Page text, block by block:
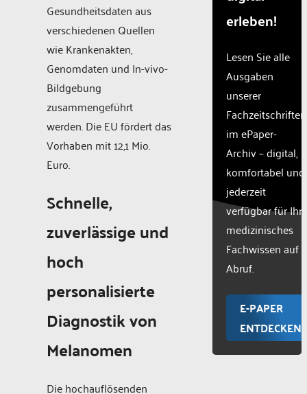
Gesundheitsdaten aus
verschiedenen Quellen
wie Krankenakten,
Genomdaten und In-vivo-
Bildgebung
zusammengeführt
werden. Die EU fördert das
Vorhaben mit 12,1 Mio.
Euro.
Schnelle,
zuverlässige und
hoch
personalisierte
Diagnostik von
Melanomen
Die hochauflösenden
erleben!
Lesen Sie alle
Ausgaben
unserer
Fachzeitschriften
im ePaper-
Archiv – digital,
komfortabel und
jederzeit
verfügbar für Ihr
medizinisches
Fachwissen auf
Abruf.
E-PAPER
ENTDECKEN